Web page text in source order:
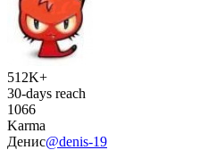
512K+
30-days reach
1066
Karma
Денис@denis-19